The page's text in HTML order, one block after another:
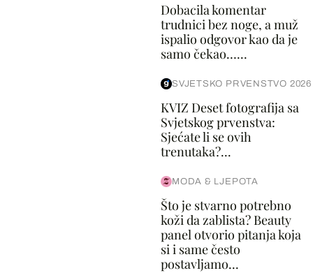
Dobacila komentar
trudnici bez noge, a muž
ispalio odgovor kao da je
samo čekao…...
SVJETSKO PRVENSTVO 2026
KVIZ Deset fotografija sa
Svjetskog prvenstva:
Sjećate li se ovih
trenutaka?...
MODA & LJEPOTA
Što je stvarno potrebno
koži da zablista? Beauty
panel otvorio pitanja koja
si i same često
postavljamo...